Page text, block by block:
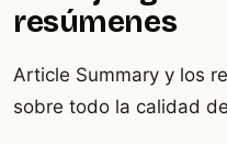
resúmenes
Article Summary y los
sobre todo la calidad